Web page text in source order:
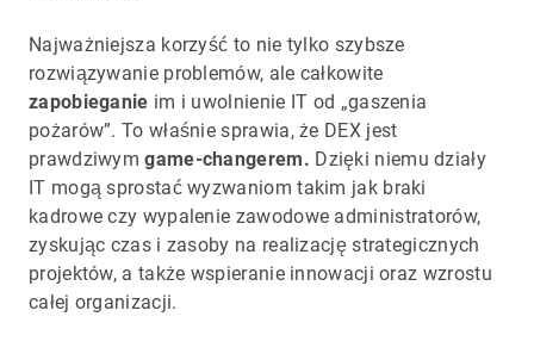
Najważniejsza korzyść to nie tylko szybsze
rozwiązywanie problemów, ale całkowite
zapobieganie im i uwolnienie IT od „gaszenia
pożarów”. To właśnie sprawia, że DEX jest
prawdziwymgame-changerem. Dzięki niemu działy
IT mogą sprostać wyzwaniom takim jak braki
kadrowe czy wypalenie zawodowe administratorów,
zyskując czas i zasoby na realizację strategicznych
projektów, a także wspieranie innowacji oraz wzrostu
całej organizacji.